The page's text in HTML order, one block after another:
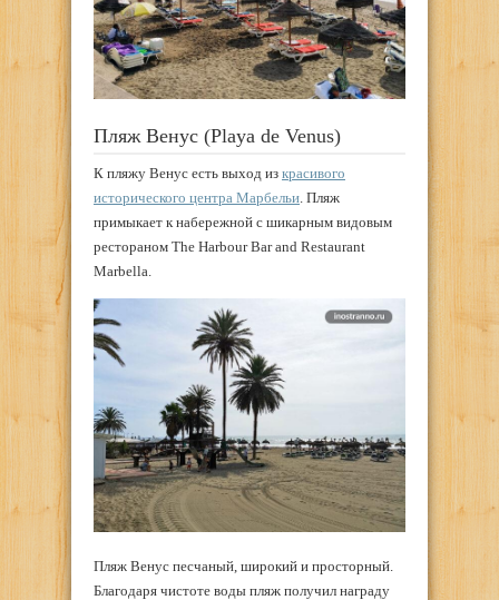
Пляж Венус (Playa de Venus)
К пляжу Венус есть выход из красивого
исторического центра Марбельи . Пляж
примыкает к набережной с шикарным видовым
рестораном The Harbour Bar and Restaurant
Marbella.
Пляж Венус песчаный, широкий и просторный.
Благодаря чистоте воды пляж получил награду